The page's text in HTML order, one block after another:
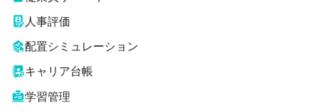
人事評価
配置シミュレーション
キャリア台帳
学習管理